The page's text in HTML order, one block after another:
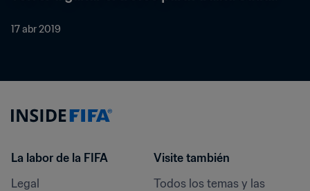
17 abr 2019
La labor de la FIFA
Legal
Visite también
Todos los temas y las